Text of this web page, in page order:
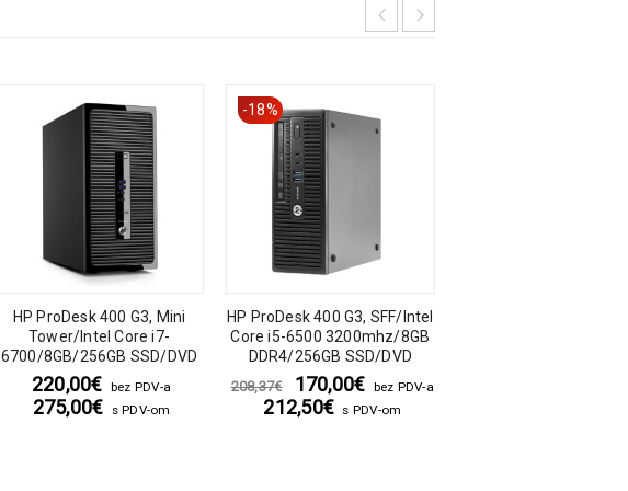
HP ProDesk 400 G3, Mini
Tower/Intel Core i7-
6700/8GB/256GB SSD/DVD
220,00€ bez PDV-a
275,00€ s PDV-om
-18%
HP ProDesk 400 G3, SFF/Intel
Core i5-6500 3200mhz/8GB
DDR4/256GB SSD/DVD
208,37€ 170,00€ bez PDV-a
212,50€ s PDV-om